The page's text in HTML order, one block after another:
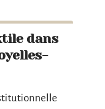
dans